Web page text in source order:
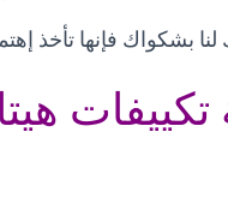
بشكواك فإنها تأخذ
تكييفات